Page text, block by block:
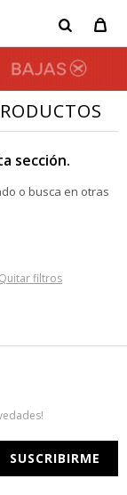
sección.
o busca en otras
Quitar filtros
SUSCRIBIRME